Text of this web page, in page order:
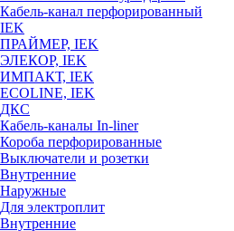
Кабель-канал перфорированный
IEK
ПРАЙМЕР, IEK
ЭЛЕКОР, IEK
ИМПАКТ, IEK
ECOLINE, IEK
ДКС
Кабель-каналы In-liner
Короба перфорированные
Выключатели и розетки
Внутренние
Наружные
Для электроплит
Внутренние